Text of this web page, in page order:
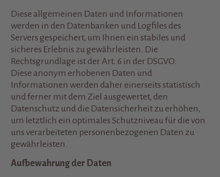
Diese allgemeinen Daten und Informationen
werden in den Datenbanken und Logfiles des
Servers gespeichert, um Ihnen ein stabiles und
sicheres Erlebnis zu gewährleisten. Die
Rechtsgrundlage ist der Art. 6 in der DSGVO.
Diese anonym erhobenen Daten und
Informationen werden daher einerseits statistisch
und ferner mit dem Ziel ausgewertet, den
Datenschutz und die Datensicherheit zu erhöhen,
um letztlich ein optimales Schutzniveau für die von
uns verarbeiteten personenbezogenen Daten zu
gewährleisten.
Aufbewahrung der Daten